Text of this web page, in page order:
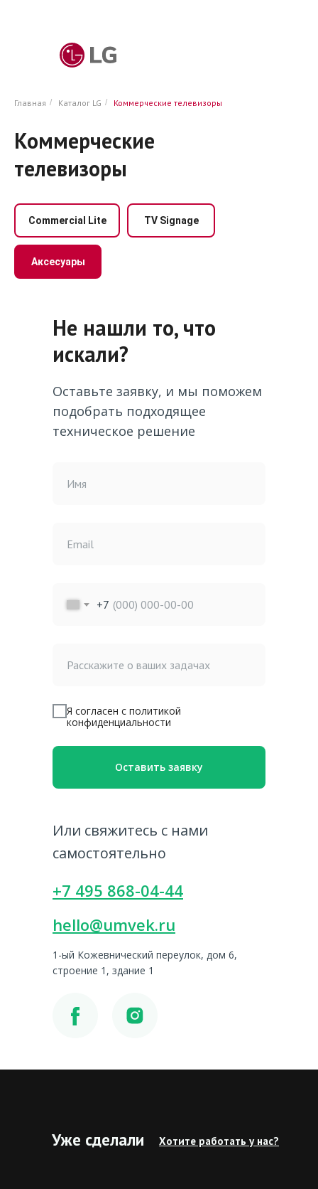
Главная / Каталог LG / Коммерческие телевизоры
Коммерческие
телевизоры
Commercial Lite TV Signage
Аксесуары
Не нашли то, что
искали?
Имя
Email
+7
Расскажите о ваших задачах
Я согласен с политикой
конфиденциальности
Оставить заявку
+7 495 868-04-44
hello@umvek.ru
1-ый Кожевнический переулок, дом 6,
строение 1, здание 1
Оставьте заявку, и мы поможем
подобрать подходящее
техническое решение
Или свяжитесь с нами
самостоятельно
Уже сделали Хотите работать у нас?